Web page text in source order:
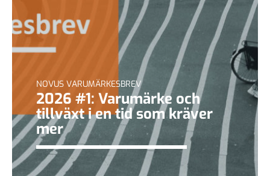
NOVUS VARUMÄRKESBREV
2026 #1: Varumärke och
tillväxt i en tid som kräver
mer